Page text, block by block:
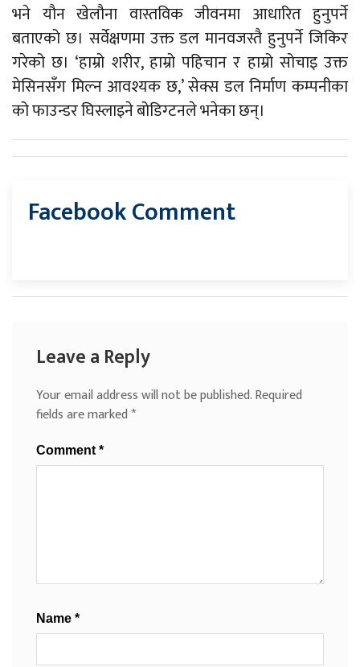
भने यौन खेलौना वास्तविक जीवनमा आधारित हुनुपर्ने
बताएको छ। सर्वेक्षणमा उक्त डल मानवजस्तै हुनुपर्ने जिकिर
गरेको छ। ‘हाम्रो शरीर, हाम्रो पहिचान र हाम्रो सोचाइ उक्त
मेसिनसँग मिल्न आवश्यक छ,’ सेक्स डल निर्माण कम्पनीका
को फाउन्डर घिस्लाइने बोडिग्टनले भनेका छन्।
Facebook Comment
Leave a Reply
Your email address will not be published.Required
fields are marked*
Comment *
Name *